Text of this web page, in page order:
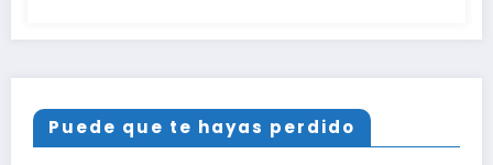
Puede que te hayas perdido